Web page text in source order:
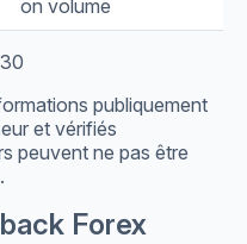
on volume
publiquement
et vérifiés
peuvent ne pas être
Forex